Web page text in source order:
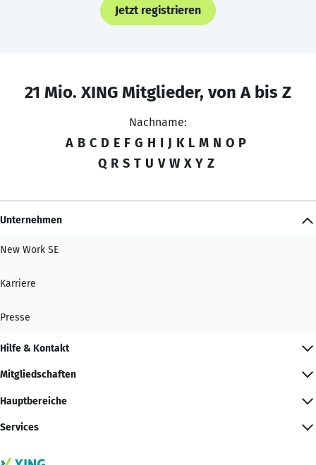
Jetzt registrieren
21 Mio. XING Mitglieder, von A bis Z
Nachname:
A B C D E F G H I J K L M N O P
Q R S T U V W X Y Z
Unternehmen
New Work SE
Karriere
Presse
Hilfe & Kontakt
Mitgliedschaften
Hauptbereiche
Services